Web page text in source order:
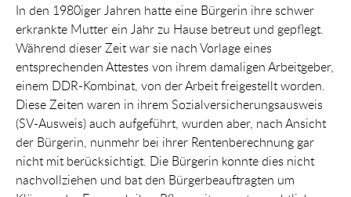
In den 1980iger Jahren hatte eine Bürgerin ihre schwer
erkrankte Mutter ein Jahr zu Hause betreut und gepflegt.
Während dieser Zeit war sie nach Vorlage eines
entsprechenden Attestes von ihrem damaligen Arbeitgeber,
einem DDR-Kombinat, von der Arbeit freigestellt worden.
Diese Zeiten waren in ihrem Sozialversicherungsausweis
(SV-Ausweis) auch aufgeführt, wurden aber, nach Ansicht
der Bürgerin, nunmehr bei ihrer Rentenberechnung gar
nicht mit berücksichtigt. Die Bürgerin konnte dies nicht
nachvollziehen und bat den Bürgerbeauftragten um